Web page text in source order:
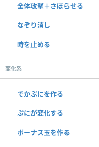
全体攻撃＋さぼらせる
なぞり消し
時を止める
変化系
でかぷにを作る
ぷにが変化する
ボーナス玉を作る